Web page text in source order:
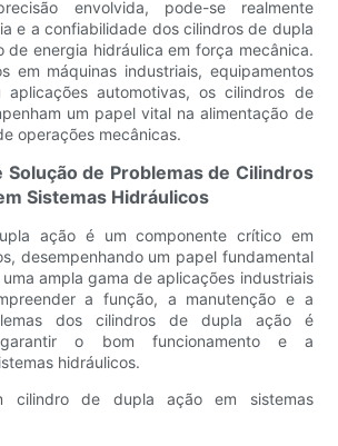
envolvida, pode-se realmente
e a confiabilidade dos cilindros de dupla
de energia hidráulica em força mecânica.
​​em máquinas industriais, equipamentos
automotivas, os cilindros de
um papel vital na alimentação de
operações mecânicas.
Solução de Problemas de Cilindros
Sistemas Hidráulicos
ação é um componente crítico em
desempenhando um papel fundamental
ampla gama de aplicações industriais
a função, a manutenção e a
dos cilindros de dupla ação é
o bom funcionamento e a
hidráulicos.
cilindro de dupla ação em sistemas